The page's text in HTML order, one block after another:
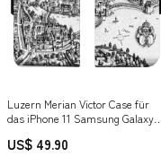
Luzern Merian Victor Case für
das iPhone 11 Samsung Galaxy
US$ 49.90